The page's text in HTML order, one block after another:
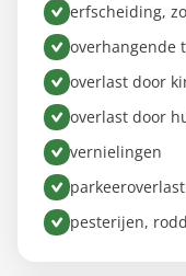
erfscheiding,
overhangende
overlast door
overlast door
vernielingen
parkeeroverlast
pesterijen,